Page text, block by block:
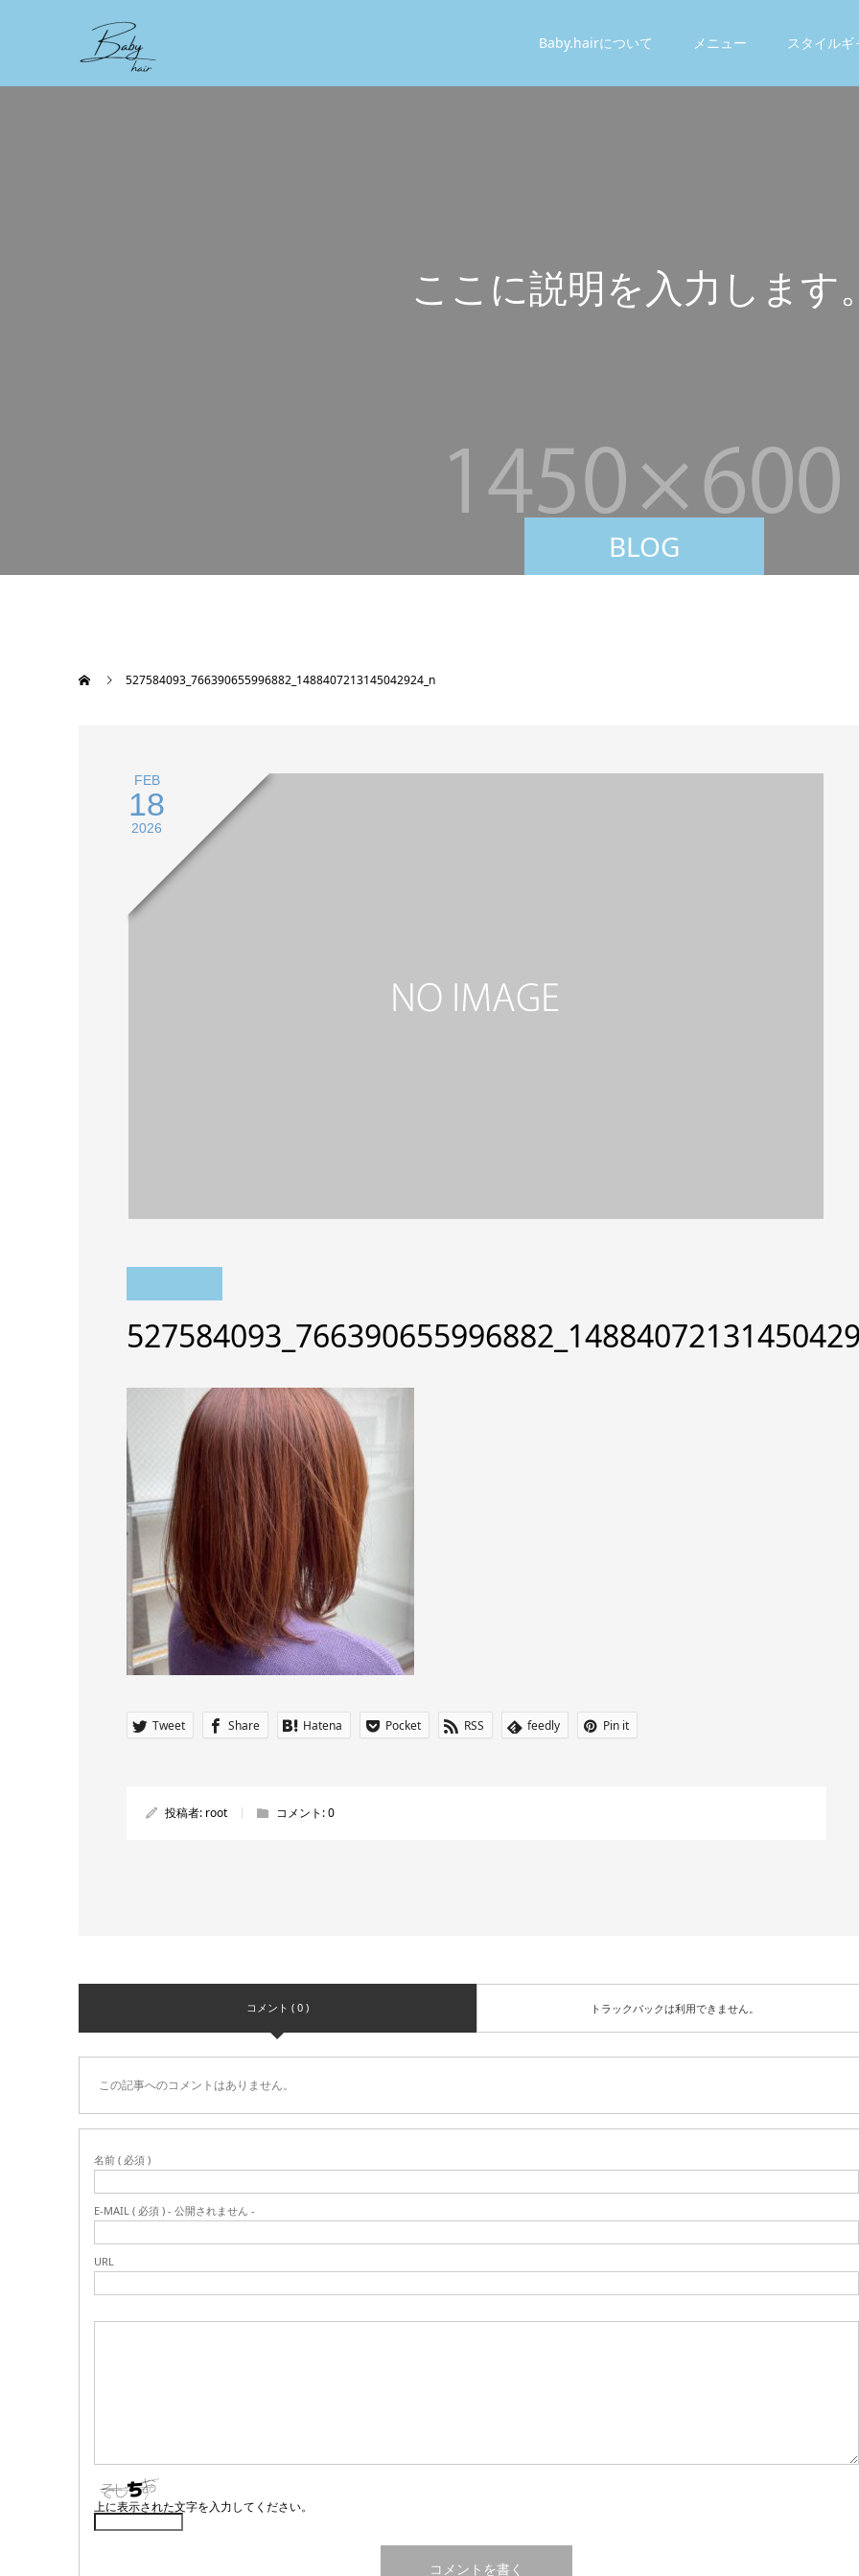
Baby.hairについて メニュー スタイルギ
BLOG
こ こ に 説明 を 入 力 し ま す
こ
527584093_766390655996882_1488407213145042924_n
FEB
18
2026
Tweet Share Hatena Pocket RSS feedly Pin it
投稿者: root コメント:0
コメント ( 0 ) トラックバックは利用できません。
この記事へのコメントはありません。
名前 ( 必須 )
E-MAIL ( 必須 ) - 公開されません -
URL
上に表示された文字を入力してください。